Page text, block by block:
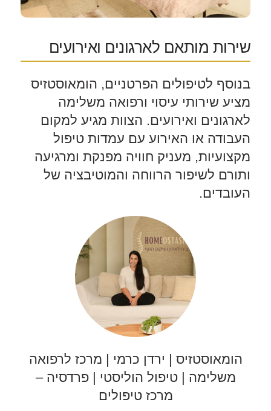
שירות מותאם לארגונים ואירועים
בנוסף לטיפולים הפרטניים, הומאוסטזיס
מציע שירותי עיסוי ורפואה משלימה
לארגונים ואירועים. הצוות מגיע למקום
העבודה או האירוע עם עמדות טיפול
מקצועיות, מעניק חוויה מפנקת ומרגיעה
ותורם לשיפור הרווחה והמוטיבציה של
העובדים.
הומאוסטזיס | ירדן כרמי | מרכז לרפואה
משלימה | טיפול הוליסטי | פרדסיה –
מרכז טיפולים